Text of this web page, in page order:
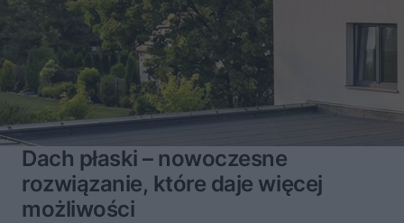
Dach płaski – nowoczesne
rozwiązanie, które daje więcej
możliwości